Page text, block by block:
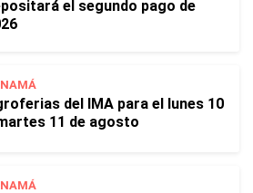
el segundo pago de
del IMA para el lunes 10
11 de agosto